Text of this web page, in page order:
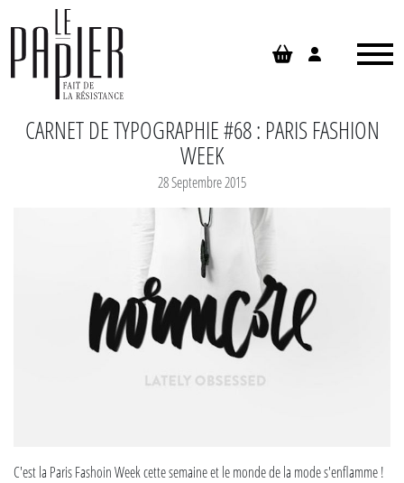
CARNET DE TYPOGRAPHIE #68 : PARIS FASHION
WEEK
28 Septembre 2015
C'est la Paris Fashoin Week cette semaine et le monde de la mode s'enflamme !
Panneau de gestion des cookies